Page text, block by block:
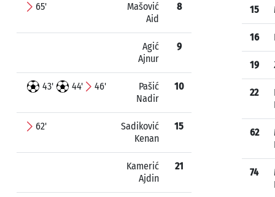
65'
Mašović
Aid
8
Agić
Ajnur
9
43' 44' 46'
Pašić
Nadir
10
62'
Sadiković
Kenan
15
Kamerić
Ajdin
21
15
16
19
22
62
74